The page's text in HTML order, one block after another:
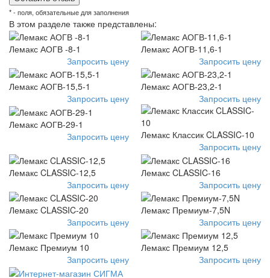
* - поля, обязательные для заполнения
В этом разделе также представлены:
Лемакс АОГВ -8-1
Запросить цену
Лемакс АОГВ-11,6-1
Запросить цену
Лемакс АОГВ-15,5-1
Запросить цену
Лемакс АОГВ-23,2-1
Запросить цену
Лемакс АОГВ-29-1
Запросить цену
Лемакс Классик CLASSIC-10
Запросить цену
Лемакс CLASSIC-12,5
Запросить цену
Лемакс CLASSIC-16
Запросить цену
Лемакс CLASSIC-20
Запросить цену
Лемакс Премиум-7,5N
Запросить цену
Лемакс Премиум 10
Запросить цену
Лемакс Премиум 12,5
Запросить цену